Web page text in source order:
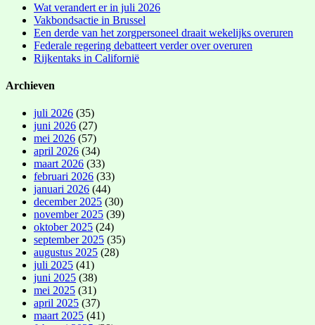
Wat verandert er in juli 2026
Vakbondsactie in Brussel
Een derde van het zorgpersoneel draait wekelijks overuren
Federale regering debatteert verder over overuren
Rijkentaks in Californië
Archieven
juli 2026 (35)
juni 2026 (27)
mei 2026 (57)
april 2026 (34)
maart 2026 (33)
februari 2026 (33)
januari 2026 (44)
december 2025 (30)
november 2025 (39)
oktober 2025 (24)
september 2025 (35)
augustus 2025 (28)
juli 2025 (41)
juni 2025 (38)
mei 2025 (31)
april 2025 (37)
maart 2025 (41)